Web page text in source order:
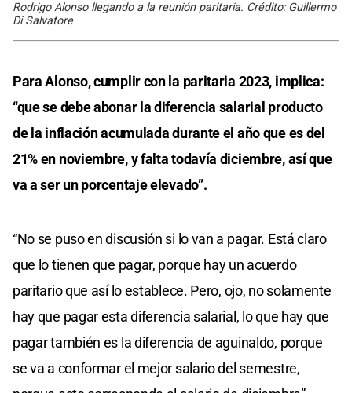
Rodrigo Alonso llegando a la reunión paritaria. Crédito: Guillermo
Di Salvatore
Para Alonso, cumplir con la paritaria 2023, implica:
“que se debe abonar la diferencia salarial producto
de la inflación acumulada durante el año que es del
21% en noviembre, y falta todavía diciembre, así que
va a ser un porcentaje elevado”.
“No se puso en discusión si lo van a pagar. Está claro
que lo tienen que pagar, porque hay un acuerdo
paritario que así lo establece. Pero, ojo, no solamente
hay que pagar esta diferencia salarial, lo que hay que
pagar también es la diferencia de aguinaldo, porque
se va a conformar el mejor salario del semestre,